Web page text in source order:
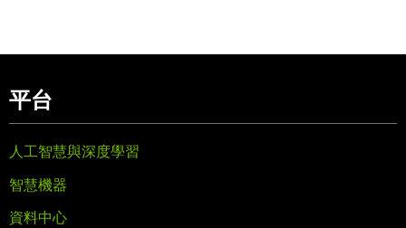
平台
人工智慧與深度學習
智慧機器
資料中心